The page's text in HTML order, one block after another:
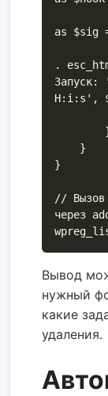
as $sig
.
H:i:s',
}
// Вызов
через
Вывод
нужный
какие
удаления.